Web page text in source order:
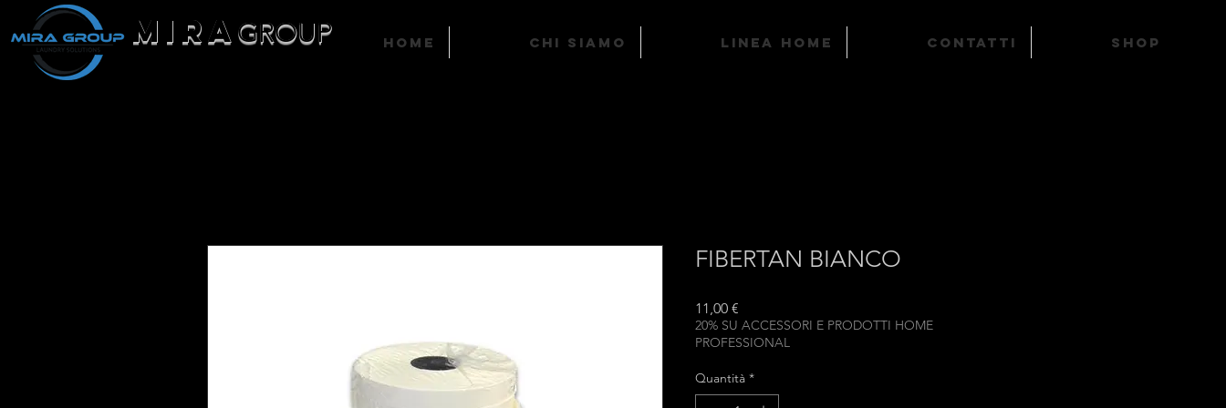
Home Chi Siamo LINEA HOME Contatti SHOP
MIRAGROUP
FIBERTAN BIANCO
11,00 €
20% SU ACCESSORI E PRODOTTI HOME
PROFESSIONAL
Quantità *